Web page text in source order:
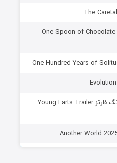
دانلود فیلم یک قاشق شکلات One Spoon of Chocolate
دانلود مستند قطعات تریلر یانگ فارتز Young Farts Trailer